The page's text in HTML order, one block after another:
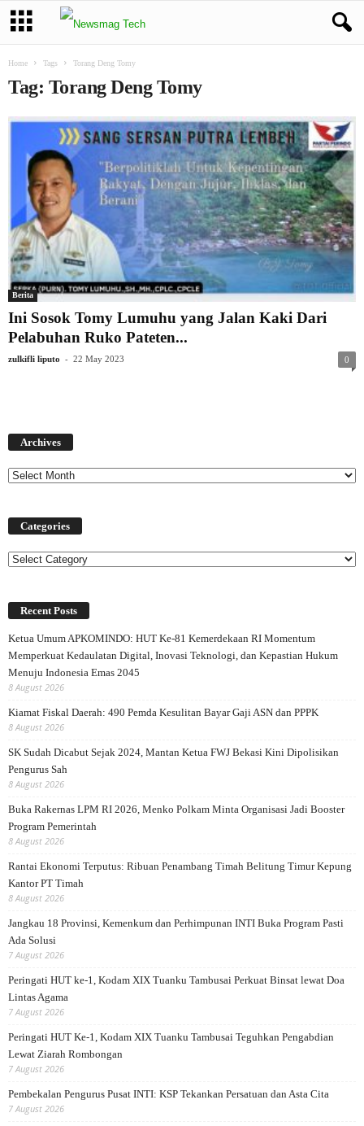
Home Tags Torang Deng Tomy
Tag: Torang Deng Tomy
Berita
Ini Sosok Tomy Lumuhu yang Jalan Kaki Dari
Pelabuhan Ruko Pateten...
zulkifli liputo - 22 May 2023 0
Archives
Categories
Categories
Recent Posts
Ketua Umum APKOMINDO: HUT Ke-81 Kemerdekaan RI Momentum
Memperkuat Kedaulatan Digital, Inovasi Teknologi, dan Kepastian Hukum
Menuju Indonesia Emas 2045
8 August 2026
Kiamat Fiskal Daerah: 490 Pemda Kesulitan Bayar Gaji ASN dan PPPK
8 August 2026
SK Sudah Dicabut Sejak 2024, Mantan Ketua FWJ Bekasi Kini Dipolisikan
Pengurus Sah
8 August 2026
Buka Rakernas LPM RI 2026, Menko Polkam Minta Organisasi Jadi Booster
Program Pemerintah
8 August 2026
Rantai Ekonomi Terputus: Ribuan Penambang Timah Belitung Timur Kepung
Kantor PT Timah
8 August 2026
Jangkau 18 Provinsi, Kemenkum dan Perhimpunan INTI Buka Program Pasti
Ada Solusi
7 August 2026
Peringati HUT ke-1, Kodam XIX Tuanku Tambusai Perkuat Binsat lewat Doa
Lintas Agama
7 August 2026
Peringati HUT Ke-1, Kodam XIX Tuanku Tambusai Teguhkan Pengabdian
Lewat Ziarah Rombongan
7 August 2026
Pembekalan Pengurus Pusat INTI: KSP Tekankan Persatuan dan Asta Cita
7 August 2026